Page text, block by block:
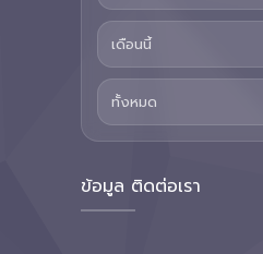
เดือนนี้
ทั้งหมด
ข้อมูล ติดต่อเรา